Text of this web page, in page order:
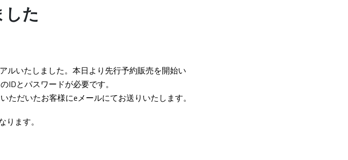
た
ルいたしました。本日より先行予約販売を開始い
IDとパスワードが必要です。
ただいたお客様にeメールにてお送りいたします。
ます。